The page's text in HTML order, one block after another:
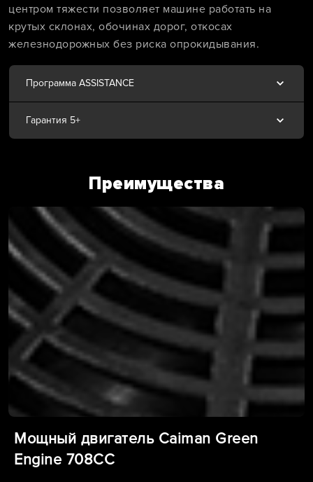
центром тяжести позволяет машине работать на
крутых склонах, обочинах дорог, откосах
железнодорожных без риска опрокидывания.
Программа ASSISTANCE
Гарантия 5+
Преимущества
Мощный двигатель Caiman Green
Engine 708CC